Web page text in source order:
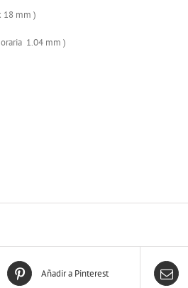
18 mm )
1.04 mm )
Añadir a Pinterest